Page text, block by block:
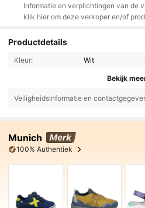
Informatie en verplichtingen van de
klik hier om deze verkoper en/of
Productdetails
Kleur: Wit
Bekijk
Veiligheidsinformatie en
Munich
100% Authentiek